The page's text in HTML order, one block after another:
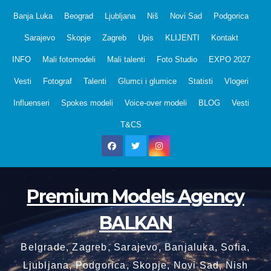
Banja Luka Beograd Ljubljana Niš Novi Sad Podgorica
Sarajevo Skopje Zagreb Upis KLIJENTI Kontakt
INFO Mali fotomodeli Mali talenti Foto Studio EXPO 2027
Vesti Fotograf Talenti Glumci i glumice Statisti Vlogeri
Influenseri Spokes modeli Voice-over modeli BLOG Vesti
T&CS
Premium Models Agency
BALKAN
Belgrade, Zagreb, Sarajevo, Banjaluka, Sofia,
Ljubljana, Podgorica, Skopje, Novi Sad, Nish